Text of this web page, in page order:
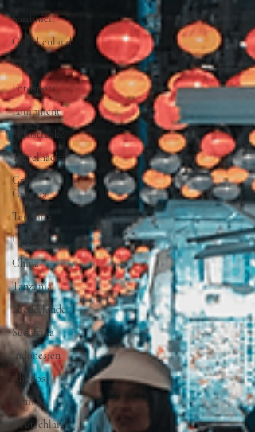
Sardinien
Griechenland
Kreta
Fotospots
Equipment
Fotostrecke
Travelhacks
Gran
Canaria
Teneriffa
Ungarn
China
Tanzania
Niederlande
Südafrika
Indonesien
Rhodos
Symi
Deutschland